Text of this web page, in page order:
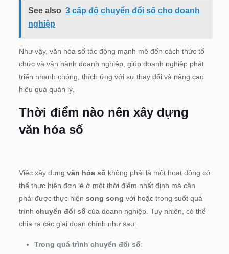
See also 3 cấp độ chuyển đổi số cho doanh
nghiệp
Như vậy, văn hóa số tác động mạnh mẽ đến cách thức tổ
chức và vận hành doanh nghiệp, giúp doanh nghiệp phát
triển nhanh chóng, thích ứng với sự thay đổi và nâng cao
hiệu quả quản lý.
Thời điểm nào nên xây dựng
văn hóa số
Việc xây dựng văn hóa số không phải là một hoạt động có
thể thực hiện đơn lẻ ở một thời điểm nhất định mà cần
phải được thực hiện song song với hoặc trong suốt quá
trình chuyển đổi số của doanh nghiệp. Tuy nhiên, có thể
chia ra các giai đoạn chính như sau:
Trong quá trình chuyển đổi số: